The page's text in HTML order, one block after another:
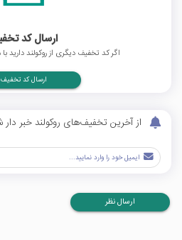
ارسال کد
اگر کد تخفیف دیگری از روکولند دارید
ارسال کد تخفیف
از آخرین تخفیف‌های روکولند خبر دار
ارسال نظر